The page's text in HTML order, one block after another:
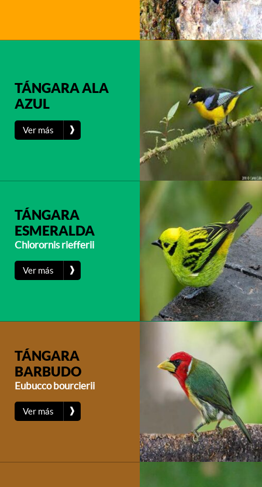
TÁNGARA ALA
AZUL
Ver más ❱
TÁNGARA
ESMERALDA
Chlorornis riefferii
Ver más ❱
TÁNGARA
BARBUDO
Eubucco bourcierii
Ver más ❱